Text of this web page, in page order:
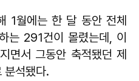
1월에는 한 달 동안 전체
는 291건이 몰렸는데, 이
면서 그동안 축적됐던 제
분석됐다.